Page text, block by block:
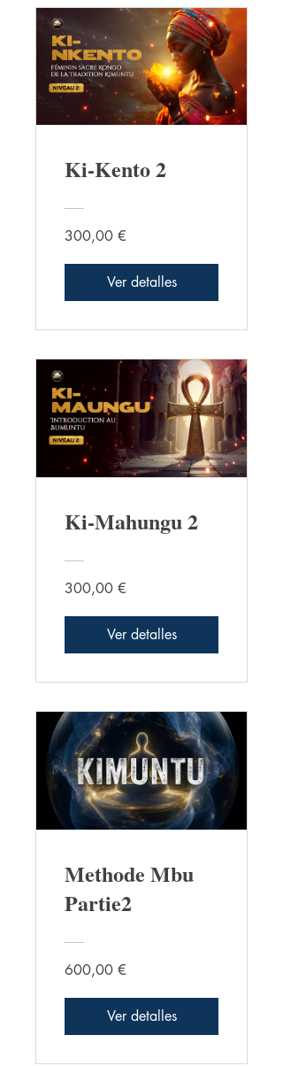
Ki-Kento 2
300,00 €
Ver detalles
Ki-Mahungu 2
300,00 €
Ver detalles
Methode Mbu
Partie2
600,00 €
Ver detalles